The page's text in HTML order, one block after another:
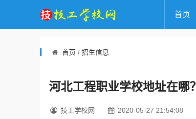
首页
首页 / 招生信息
河北工程职业学校地址在哪？
技工学校网 2020-05-27 21:54:08